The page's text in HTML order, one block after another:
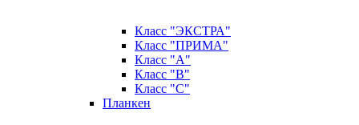
Класс "ЭКСТРА"
Класс "ПРИМА"
Класс "А"
Класс "B"
Класс "C"
Планкен